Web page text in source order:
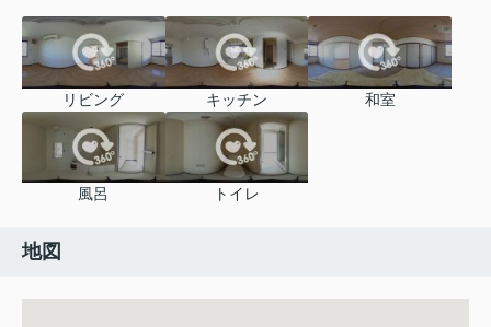
リビング キッチン 和室
風呂 トイレ
地図